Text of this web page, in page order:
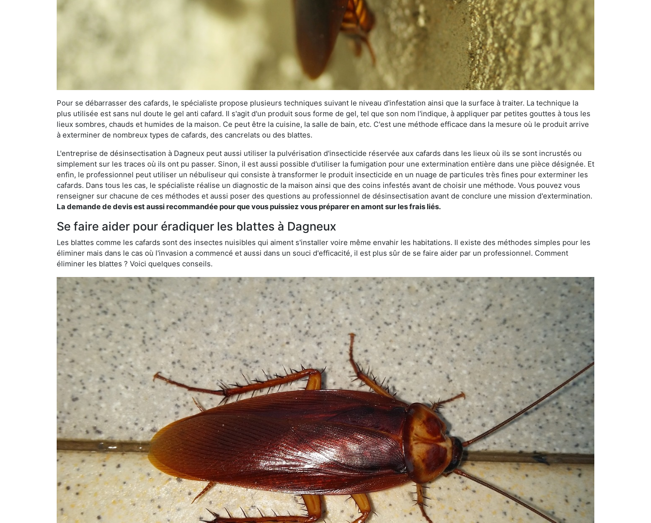
Pour se débarrasser des cafards, le spécialiste propose plusieurs techniques suivant le niveau d'infestation ainsi que la surface à traiter. La technique la
plus utilisée est sans nul doute le gel anti cafard. Il s'agit d'un produit sous forme de gel, tel que son nom l'indique, à appliquer par petites gouttes à tous les
lieux sombres, chauds et humides de la maison. Ce peut être la cuisine, la salle de bain, etc. C'est une méthode efficace dans la mesure où le produit arrive
à exterminer de nombreux types de cafards, des cancrelats ou des blattes.
L'entreprise de désinsectisation à Dagneux peut aussi utiliser la pulvérisation d'insecticide réservée aux cafards dans les lieux où ils se sont incrustés ou
simplement sur les traces où ils ont pu passer. Sinon, il est aussi possible d'utiliser la fumigation pour une extermination entière dans une pièce désignée. Et
enfin, le professionnel peut utiliser un nébuliseur qui consiste à transformer le produit insecticide en un nuage de particules très fines pour exterminer les
cafards. Dans tous les cas, le spécialiste réalise un diagnostic de la maison ainsi que des coins infestés avant de choisir une méthode. Vous pouvez vous
renseigner sur chacune de ces méthodes et aussi poser des questions au professionnel de désinsectisation avant de conclure une mission d'extermination.
La demande de devis est aussi recommandée pour que vous puissiez vous préparer en amont sur les frais liés.
Se faire aider pour éradiquer les blattes à Dagneux
Les blattes comme les cafards sont des insectes nuisibles qui aiment s'installer voire même envahir les habitations. Il existe des méthodes simples pour les
éliminer mais dans le cas où l'invasion a commencé et aussi dans un souci d'efficacité, il est plus sûr de se faire aider par un professionnel. Comment
éliminer les blattes ? Voici quelques conseils.